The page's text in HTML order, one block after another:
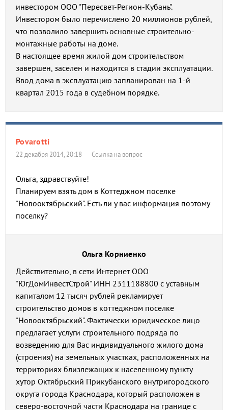
инвестором ООО "Пересвет-Регион-Кубань".
Инвестором было перечислено 20 миллионов рублей,
что позволило завершить основные строительно-
монтажные работы на доме.
В настоящее время жилой дом строительством
завершен, заселен и находится в стадии эксплуатации.
Ввод дома в эксплуатацию запланирован на 1-й
квартал 2015 года в судебном порядке.
Povarotti
22 декабря 2014, 20:18 Ссылка на вопрос
Ольга, здравствуйте!
Планируем взять дом в Коттеджном поселке
"Новооктябрьский". Есть ли у вас информация поэтому
поселку?
Ольга Корниенко
Действительно, в сети Интернет ООО
"ЮгДомИнвестСтрой" ИНН 2311188800 с уставным
капиталом 12 тысяч рублей рекламирует
строительство домов в коттеджном поселке
"Новооктябрьский". Фактически юридическое лицо
предлагает услуги строительного подряда по
возведению для Вас индивидуального жилого дома
(строения) на земельных участках, расположенных на
территориях близлежащих к населенному пункту
хутор Октябрьский Прикубанского внутригородского
округа города Краснодара, который расположен в
северо-восточной части Краснодара на границе с